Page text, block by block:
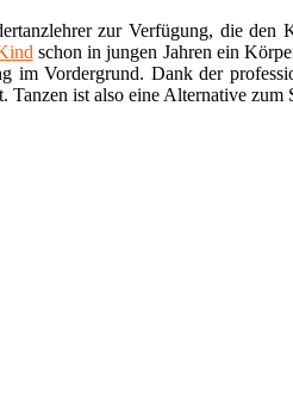
zur Verfügung, die den
schon in jungen Jahren ein
im Vordergrund. Dank der
ist also eine Alternative zum